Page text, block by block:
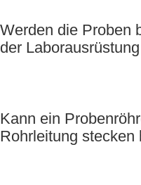
Werden die Proben
der
Kann ein
Rohrleitung stecken